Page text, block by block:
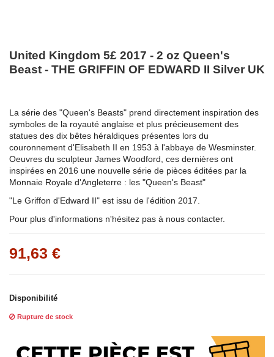
United Kingdom 5£ 2017 - 2 oz Queen's
Beast - THE GRIFFIN OF EDWARD II Silver UK
La série des "Queen's Beasts" prend directement inspiration des
symboles de la royauté anglaise et plus précieusement des
statues des dix bêtes héraldiques présentes lors du
couronnement d'Elisabeth II en 1953 à l'abbaye de Wesminster.
Oeuvres du sculpteur James Woodford, ces dernières ont
inspirées en 2016 une nouvelle série de pièces éditées par la
Monnaie Royale d'Angleterre : les "Queen's Beast"
"Le Griffon d'Edward II" est issu de l'édition 2017.
Pour plus d'informations n'hésitez pas à nous contacter.
91,63 €
Disponibilité
Rupture de stock